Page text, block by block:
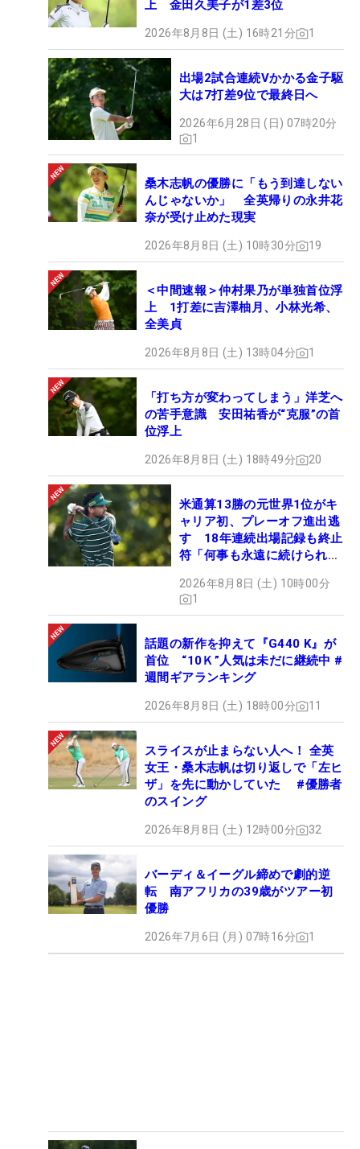
上 金田久美子が1差3位
2026年8月8日 (土) 16時21分 1
出場2試合連続Vかかる金子駆
大は7打差9位で最終日へ
2026年6月28日 (日) 07時20分
1
桑木志帆の優勝に「もう到達しない
んじゃないか」 全英帰りの永井花
奈が受け止めた現実
2026年8月8日 (土) 10時30分 19
＜中間速報＞仲村果乃が単独首位浮
上 1打差に吉澤柚月、小林光希、
全美貞
2026年8月8日 (土) 13時04分 1
「打ち方が変わってしまう」洋芝へ
の苦手意識 安田祐香が“克服”の首
位浮上
2026年8月8日 (土) 18時49分 20
米通算13勝の元世界1位がキ
ャリア初、プレーオフ進出逃
す 18年連続出場記録も終止
符「何事も永遠に続けられな
2026年8月8日 (土) 10時00分
1
話題の新作を抑えて『G440 K』が
首位 “10Ｋ”人気は未だに継続中 #
週間ギアランキング
2026年8月8日 (土) 18時00分 11
スライスが止まらない人へ！ 全英
女王・桑木志帆は切り返しで「左ヒ
ザ」を先に動かしていた #優勝者
のスイング
2026年8月8日 (土) 12時00分 32
バーディ＆イーグル締めで劇的逆
転 南アフリカの39歳がツアー初
優勝
2026年7月6日 (月) 07時16分 1